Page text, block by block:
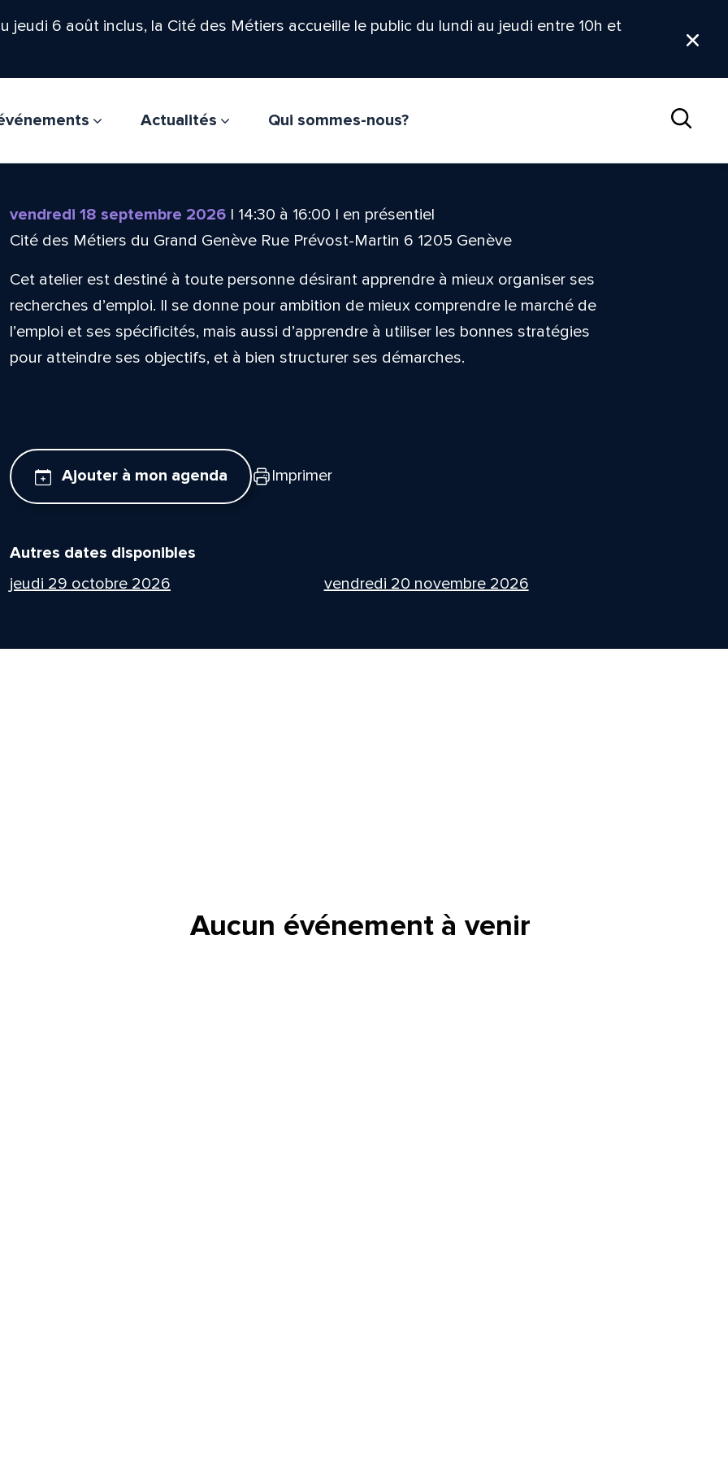
6 août inclus, la Cité des Métiers accueille le public du lundi au jeudi entre 10h et
Actualités
Qui sommes-nous?
vendredi 18 septembre 2026| 14:30 à 16:00 | en présentiel
Cité des Métiers du Grand Genève Rue Prévost-Martin 6 1205 Genève
Cet atelier est destiné à toute personne désirant apprendre à mieux organiser ses
recherches d’emploi. Il se donne pour ambition de mieux comprendre le marché de
l’emploi et ses spécificités, mais aussi d’apprendre à utiliser les bonnes stratégies
pour atteindre ses objectifs, et à bien structurer ses démarches.
Ajouter à mon agenda Imprimer
Autres dates disponibles
jeudi 29 octobre 2026
vendredi 20 novembre 2026
Aucun événement à venir